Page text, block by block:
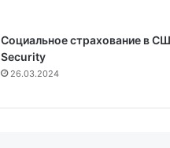
Социальное страхование в
Security
26.03.2024